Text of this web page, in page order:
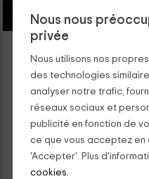
Nous nous
privée
Nous utilisons nos
des technologies
analyser notre trafic,
réseaux sociaux et
publicité en fonction de
ce que vous acceptez en
'Accepter'. Plus
cookies.
Fianca L'Osso
Propriano, Corse
0 opinions
Pour les chambres
10 personnes
Notre hébergement est
un espace naturel où vous
La propriété est...